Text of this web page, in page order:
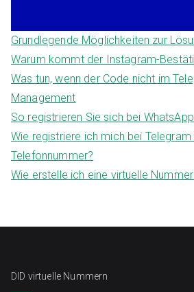
Grundlegende Möglichkeiten zur
Warum kommt der Instagram-
Was tun, wenn der Code nicht im
Management
So registrieren Sie sich bei
Wie registriere ich mich bei Telegram
Telefonnummer?
Wie erstelle ich eine virtuelle
DID virtuelle Nummern